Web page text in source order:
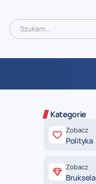
Kategorie
Zobacz
Polityka
Zobacz
Bruksela